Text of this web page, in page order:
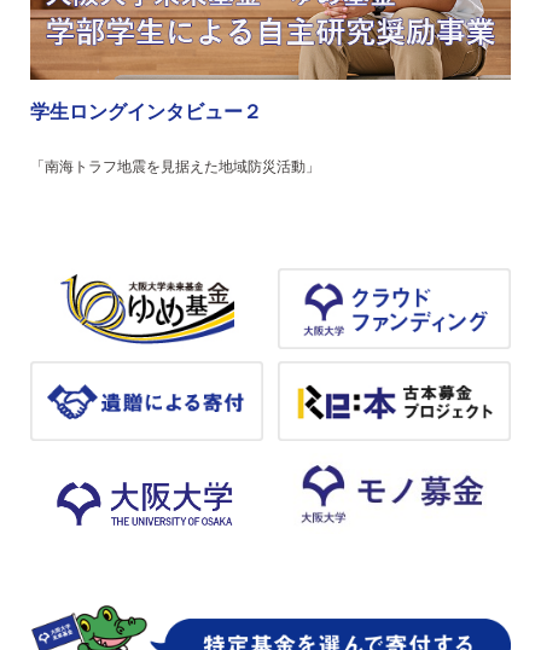
学生ロングインタビュー２
「南海トラフ地震を見据えた地域防災活動」